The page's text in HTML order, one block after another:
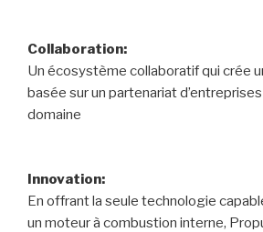
Collaboration:
Un écosystème collaboratif qui crée
basée sur un partenariat
domaine
Innovation:
En offrant la seule technologie
un moteur à combustion interne,